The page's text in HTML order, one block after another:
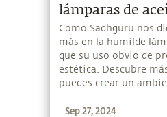
lámparas de
Como Sadhguru nos
más en la humilde
que su uso obvio de
estética. Descubre
puedes crear un
Sep 27, 2024